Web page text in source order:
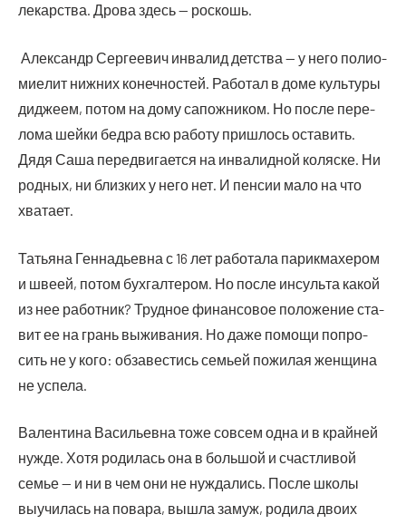
лекар­ства. Дро­ва здесь — роскошь.
Алек­сандр Сер­ге­е­вич инва­лид дет­ства — у него полио­
ми­е­лит ниж­них конеч­но­стей. Рабо­тал в доме куль­ту­ры
дидже­ем, потом на дому сапож­ни­ком. Но после пере­
ло­ма шей­ки бед­ра всю рабо­ту при­шлось оста­вить.
Дядя Саша пере­дви­га­ет­ся на инва­лид­ной коляс­ке. Ни
род­ных, ни близ­ких у него нет. И пен­сии мало на что
хватает.
Татья­на Ген­на­дьев­на с 16 лет рабо­та­ла парик­ма­хе­ром
и шве­ей, потом бух­гал­те­ром. Но после инсуль­та какой
из нее работ­ник? Труд­ное финан­со­вое поло­же­ние ста­
вит ее на грань выжи­ва­ния. Но даже помо­щи попро­
сить не у кого: обза­ве­стись семьей пожи­лая жен­щи­на
не успела.
Вален­ти­на Васи­льев­на тоже совсем одна и в край­ней
нуж­де. Хотя роди­лась она в боль­шой и счаст­ли­вой
семье — и ни в чем они не нуж­да­лись. После шко­лы
выучи­лась на пова­ра, вышла замуж, роди­ла дво­их